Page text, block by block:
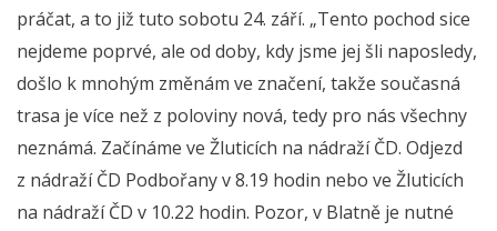
práčat, a to již tuto sobotu 24. září. „Tento pochod sice
nejdeme poprvé, ale od doby, kdy jsme jej šli naposledy,
došlo k mnohým změnám ve značení, takže současná
trasa je více než z poloviny nová, tedy pro nás všechny
neznámá. Začínáme ve Žluticích na nádraží ČD. Odjezd
z nádraží ČD Podbořany v 8.19 hodin nebo ve Žluticích
na nádraží ČD v 10.22 hodin. Pozor, v Blatně je nutné